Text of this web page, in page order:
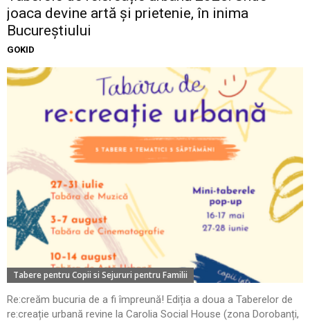
joaca devine artă și prietenie, în inima
Bucureștiului
GOKID
Tabere pentru Copii si Sejururi pentru Familii
Re:creăm bucuria de a fi împreună! Ediția a doua a Taberelor de
re:creație urbană revine la Carolia Social House (zona Dorobanți,